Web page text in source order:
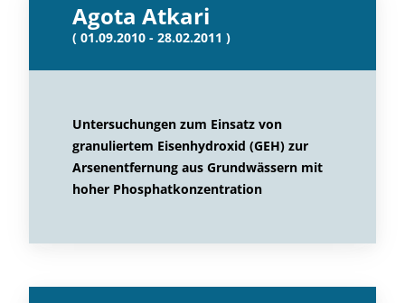
Agota Atkari
( 01.09.2010 - 28.02.2011 )
Untersuchungen zum Einsatz von
granuliertem Eisenhydroxid (GEH) zur
Arsenentfernung aus Grundwässern mit
hoher Phosphatkonzentration